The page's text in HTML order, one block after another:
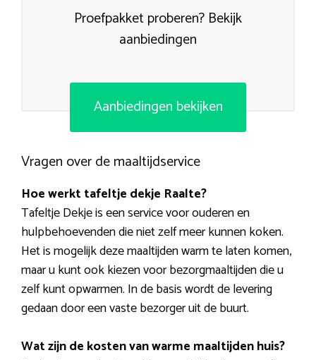
Proefpakket proberen? Bekijk
aanbiedingen
Aanbiedingen bekijken
Vragen over de maaltijdservice
Hoe werkt tafeltje dekje Raalte?
Tafeltje Dekje is een service voor ouderen en
hulpbehoevenden die niet zelf meer kunnen koken.
Het is mogelijk deze maaltijden warm te laten komen,
maar u kunt ook kiezen voor bezorgmaaltijden die u
zelf kunt opwarmen. In de basis wordt de levering
gedaan door een vaste bezorger uit de buurt.
Wat zijn de kosten van warme maaltijden huis?